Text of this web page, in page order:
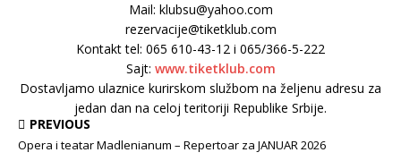
Mail: klubsu@yahoo.com
rezervacije@tiketklub.com
Kontakt tel: 065 610-43-12 i 065/366-5-222
Sajt: www.tiketklub.com
Dostavljamo ulaznice kurirskom službom na željenu adresu za
jedan dan na celoj teritoriji Republike Srbije.
PREVIOUS
Opera i teatar Madlenianum – Repertoar za JANUAR 2026